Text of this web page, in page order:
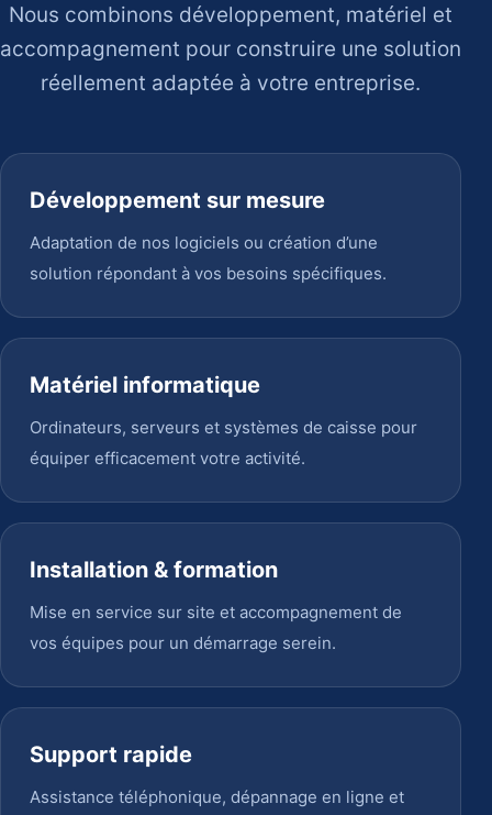
Nous combinons développement, matériel et
accompagnement pour construire une solution
réellement adaptée à votre entreprise.
Développement sur mesure
Adaptation de nos logiciels ou création d’une
solution répondant à vos besoins spécifiques.
Matériel informatique
Ordinateurs, serveurs et systèmes de caisse pour
équiper efficacement votre activité.
Installation & formation
Mise en service sur site et accompagnement de
vos équipes pour un démarrage serein.
Support rapide
Assistance téléphonique, dépannage en ligne et